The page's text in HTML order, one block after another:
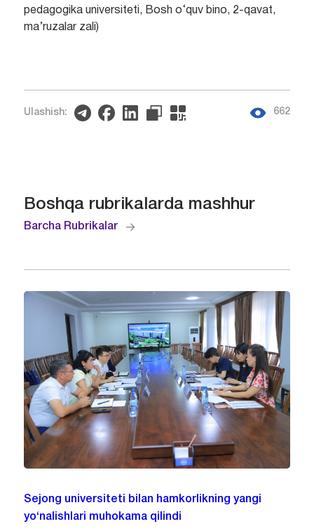
pedagogika universiteti, Bosh o‘quv bino, 2-qavat,
ma’ruzalar zali)
Ulashish: 662
Boshqa rubrikalarda mashhur
Barcha Rubrikalar
Sejong universiteti bilan hamkorlikning yangi
yo‘nalishlari muhokama qilindi